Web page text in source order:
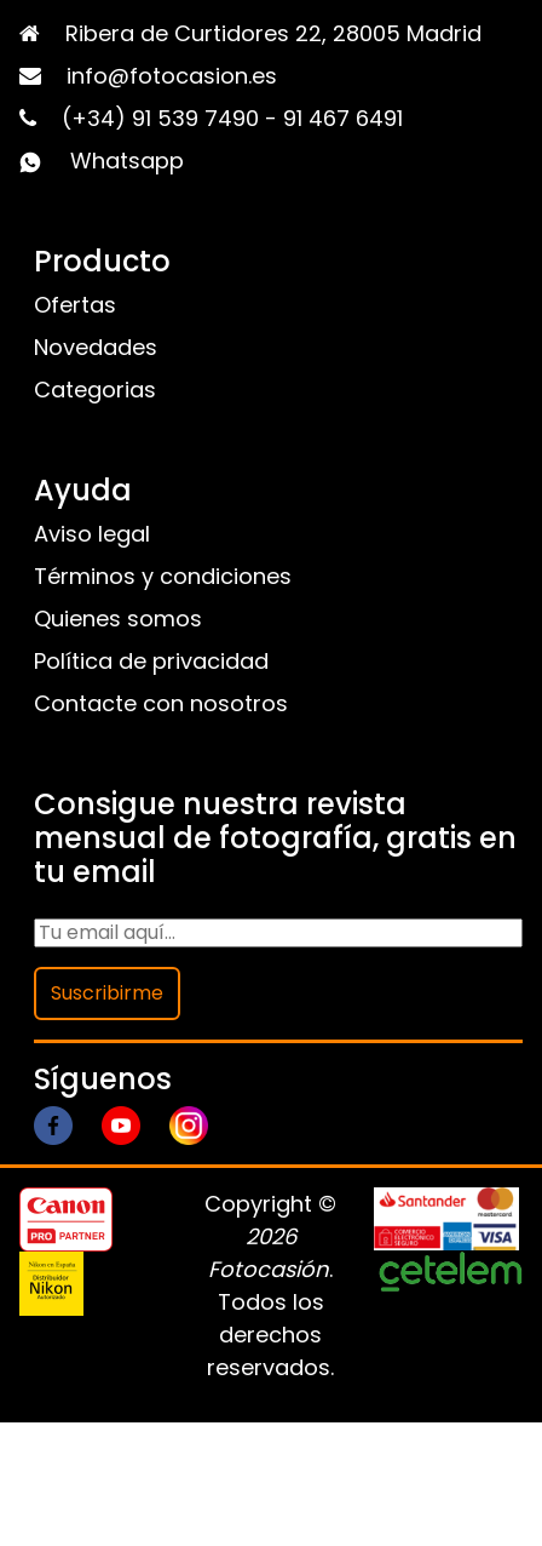
Ribera de Curtidores 22, 28005 Madrid
info@fotocasion.es
(+34) 91 539 7490 - 91 467 6491
Whatsapp
Producto
Ofertas
Novedades
Categorias
Ayuda
Aviso legal
Términos y condiciones
Quienes somos
Política de privacidad
Contacte con nosotros
Consigue nuestra revista
mensual de fotografía, gratis en
tu email
Suscribirme
Síguenos
Copyright ©
2026
Fotocasión.
Todos los
derechos
reservados.